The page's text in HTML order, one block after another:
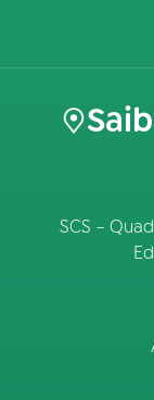
SCS –